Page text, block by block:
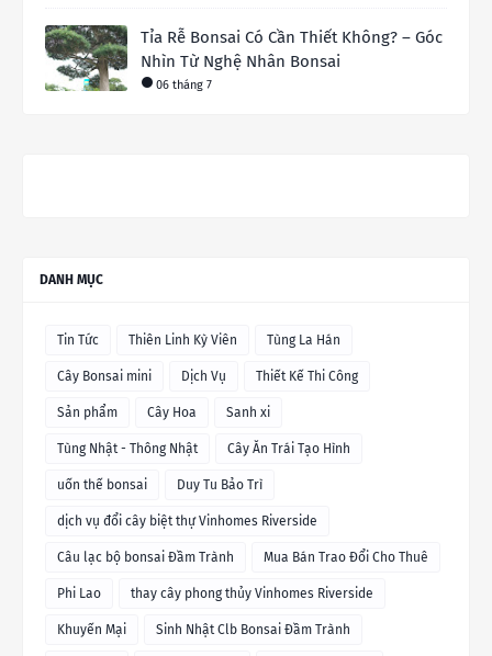
Tỉa Rễ Bonsai Có Cần Thiết Không? – Góc
Nhìn Từ Nghệ Nhân Bonsai
06 tháng 7
DANH MỤC
Tin Tức Thiên Linh Kỳ Viên Tùng La Hán
Cây Bonsai mini Dịch Vụ Thiết Kế Thi Công
Sản phẩm Cây Hoa Sanh xi
Tùng Nhật - Thông Nhật Cây Ăn Trái Tạo Hình
uốn thế bonsai Duy Tu Bảo Trì
dịch vụ đổi cây biệt thự Vinhomes Riverside
Câu lạc bộ bonsai Đầm Trành Mua Bán Trao Đổi Cho Thuê
Phi Lao thay cây phong thủy Vinhomes Riverside
Khuyến Mại Sinh Nhật Clb Bonsai Đầm Trành